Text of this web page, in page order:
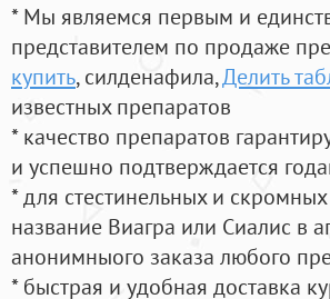
* Мы являемся первым и
представителем по продаже
купить, силденафила,Делить
известных препаратов
* качество препаратов
и успешно подтверждается
* для стестинельных и
название Виагра или Сиалис в
анонимныого заказа любого
* быстрая и удобная доставка